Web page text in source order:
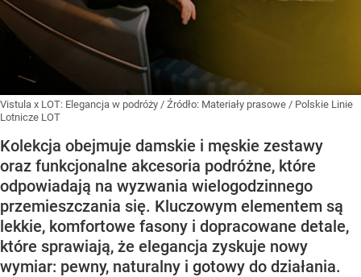
Vistula x LOT: Elegancja w podróży / Źródło: Materiały prasowe / Polskie Linie
Lotnicze LOT
Kolekcja obejmuje damskie i męskie zestawy
oraz funkcjonalne akcesoria podróżne, które
odpowiadają na wyzwania wielogodzinnego
przemieszczania się. Kluczowym elementem są
lekkie, komfortowe fasony i dopracowane detale,
które sprawiają, że elegancja zyskuje nowy
wymiar: pewny, naturalny i gotowy do działania.